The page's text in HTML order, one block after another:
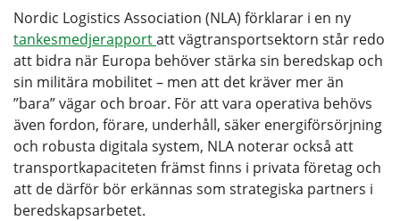
Nordic Logistics Association (NLA) förklarar i en ny
tankesmedjerapportatt vägtransportsektorn står redo
att bidra när Europa behöver stärka sin beredskap och
sin militära mobilitet – men att det kräver mer än
”bara” vägar och broar. För att vara operativa behövs
även fordon, förare, underhåll, säker energiförsörjning
och robusta digitala system, NLA noterar också att
transportkapaciteten främst finns i privata företag och
att de därför bör erkännas som strategiska partners i
beredskapsarbetet.